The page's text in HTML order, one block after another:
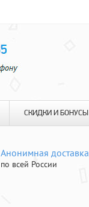
СКИДКИ И БОНУСЫ
Анонимная доставка
по всей России